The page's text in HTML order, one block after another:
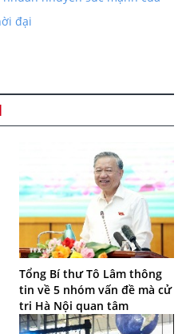
đại
Tổng Bí thư Tô Lâm thông
tin về 5 nhóm vấn đề mà cử
tri Hà Nội quan tâm